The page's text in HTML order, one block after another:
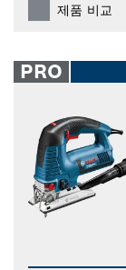
제품 비교
PRO